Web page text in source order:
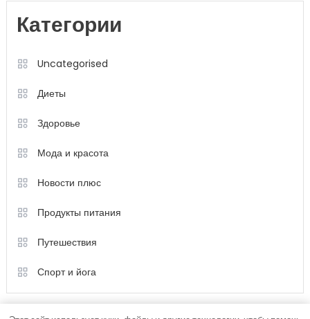
Категории
Uncategorised
Диеты
Здоровье
Мода и красота
Новости плюс
Продукты питания
Путешествия
Спорт и йога